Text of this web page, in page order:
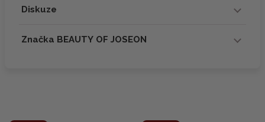
Diskuze
Značka BEAUTY OF JOSEON